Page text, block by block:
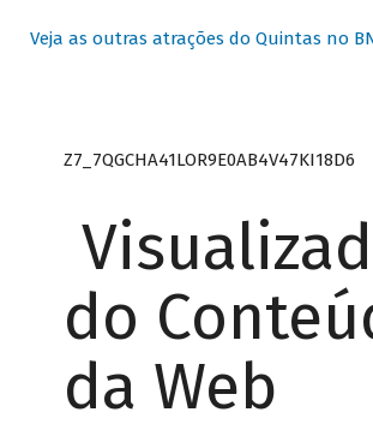
Veja as outras atrações do Quintas no
Z7_7QGCHA41LOR9E0AB4V47KI18D6
do
da Web